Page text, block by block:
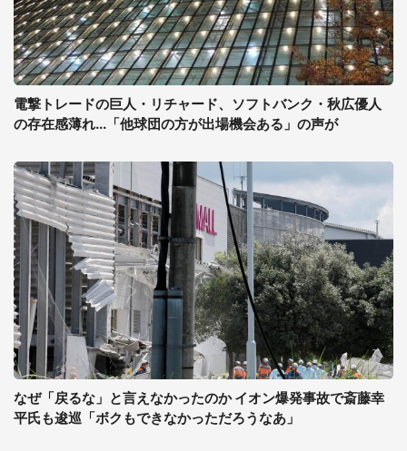
電撃トレードの巨人・リチャード、ソフトバンク・秋広優人
の存在感薄れ...「他球団の方が出場機会ある」の声が
なぜ「戻るな」と言えなかったのか イオン爆発事故で斎藤幸
平氏も逡巡「ボクもできなかっただろうなあ」